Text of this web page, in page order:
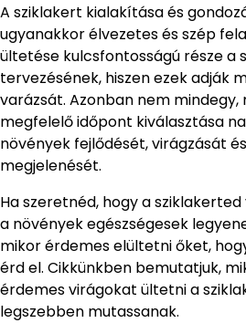
A sziklakert kialakítása és
ugyanakkor élvezetes és szép
ültetése kulcsfontosságú része a
tervezésének, hiszen ezek adják
varázsát. Azonban nem mindegy,
megfelelő időpont kiválasztása
növények fejlődését, virágzását
megjelenését.
Ha szeretnéd, hogy a
a növények egészségesek
mikor érdemes elültetni őket,
érd el. Cikkünkben bemutatjuk,
érdemes virágokat ültetni a
legszebben mutassanak.